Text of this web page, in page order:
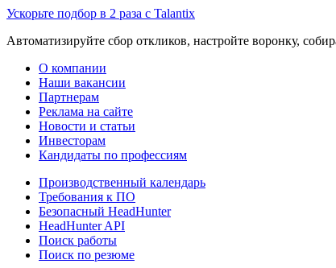
Ускорьте подбор в 2 раза с Talantix
Автоматизируйте сбор откликов, настройте воронку,
О компании
Наши вакансии
Партнерам
Реклама на сайте
Новости и статьи
Инвесторам
Кандидаты по профессиям
Производственный календарь
Требования к ПО
Безопасный HeadHunter
HeadHunter API
Поиск работы
Поиск по резюме